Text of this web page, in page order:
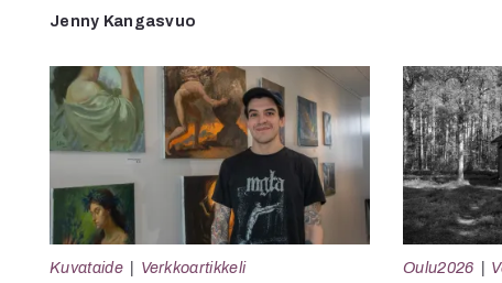
Jenny Kangasvuo
Kuvataide Verkkoartikkeli Oulu2026